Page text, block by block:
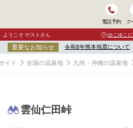
電話予約 ク
ようこそ ゲストさん ゆこゆこ
重要なお知らせ 令和8年熊本地震について
イド 全国の温泉地 九州・沖縄の温泉地
雲仙仁田峠